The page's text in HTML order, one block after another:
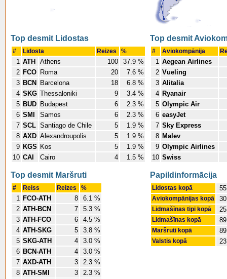
Top desmit Lidostas
# Lidosta Reizes %
1 ATH Athens 100
37.9 %
2 FCO Roma 20
7.6 %
3 BCN Barcelona 18
6.8 %
4 SKG Thessaloniki 9
3.4 %
5 BUD Budapest 6
2.3 %
6 SMI Samos 6
2.3 %
7 SCL Santiago de Chile 5
1.9 %
8 AXD Alexandroupolis 5
1.9 %
9 KGS Kos 5
1.9 %
10 CAI Cairo 4 1.5 %
Top desmit
# Aviokompānija
1 Aegean Airlines
2 Vueling
3 Alitalia
4 Ryanair
5 Olympic Air
6 easyJet
7 Sky Express
8 Malev
9 Olympic Airlines
10 Swiss
Top desmit Maršruti
# Reiss Reizes %
1 FCO-ATH 8
6.1 %
2 ATH-BCN 7
5.3 %
3 ATH-FCO 6
4.5 %
4 ATH-SKG 5
3.8 %
5 SKG-ATH 4
3.0 %
6 BCN-ATH 4
3.0 %
7 AXD-ATH 3
2.3 %
8 ATH-SMI 3
2.3 %
Papildinformācija
Lidostas kopā 55
Aviokompānijas kopā 30
Lidmašīnas tipi kopā 25
Lidmašīnas kopā 89
Maršruti kopā 89
Valstis kopā 23